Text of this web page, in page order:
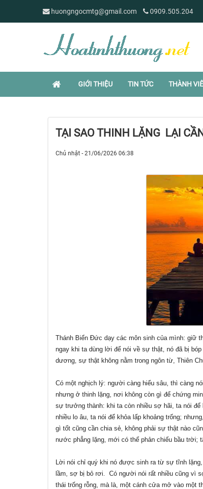
huongngocmtg@gmail.com 0909.505.204
GIỚI THIỆU TIN TỨC THÀNH
TẠI SAO THINH LẶNG LẠI
Chủ nhật - 21/06/2026 06:38
Thánh Biển Đức dạy các môn sinh của mình: giữ
ngay khi ta dùng lời để nói về sự thật, nó đã bị
dương, sự thật không nằm trong ngôn từ, Thiên
Có một nghịch lý: người càng hiểu sâu, thì càng
nhưng ở thinh lặng, nơi không còn gì để chứng
sự trưởng thành: khi ta còn nhiều sợ hãi, ta nói
nhiều lo âu, ta nói để khỏa lấp khoảng trống;
gì tốt cũng cần chia sẻ, không phải sự thật nào
nước phẳng lặng, mới có thể phản chiếu bầu trời;
Lời nói chỉ quý khi nó được sinh ra từ sự tĩnh
lầm, sợ bị bỏ rơi. Có người nói rất nhiều cũng vì
thái trống rỗng, mà là, một cánh cửa mở vào một